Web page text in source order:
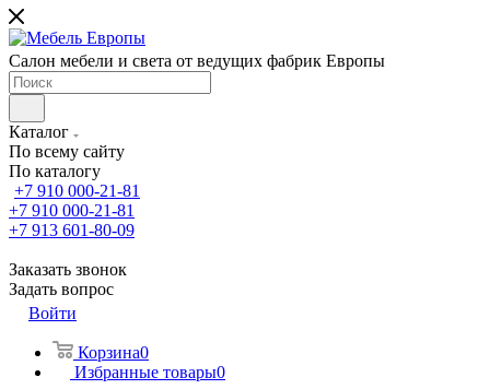
Салон мебели и света от ведущих фабрик Европы
Каталог
По всему сайту
По каталогу
+7 910 000-21-81
+7 910 000-21-81
+7 913 601-80-09
Заказать звонок
Задать вопрос
Войти
Корзина0
Избранные товары0